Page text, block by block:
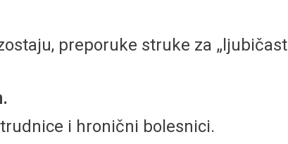
preporuke struke za
i hronični bolesnici.